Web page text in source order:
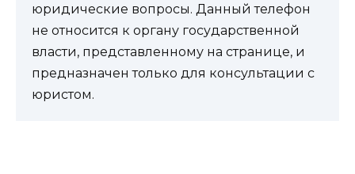
юридические вопросы. Данный телефон
не относится к органу государственной
власти, представленному на странице, и
предназначен только для консультации с
юристом.